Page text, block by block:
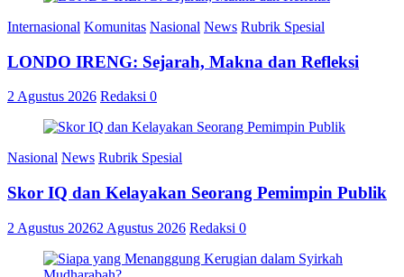
Internasional Komunitas Nasional News Rubrik Spesial
LONDO IRENG: Sejarah, Makna dan Refleksi
2 Agustus 2026 Redaksi 0
Nasional News Rubrik Spesial
Skor IQ dan Kelayakan Seorang Pemimpin Publik
2 Agustus 20262 Agustus 2026 Redaksi 0